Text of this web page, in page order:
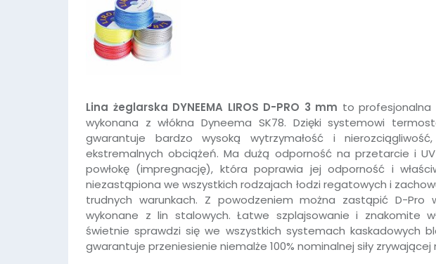
Lina żeglarska DYNEEMA LIROS D-PRO 3 mm to profesjonalna
wykonana z włókna Dyneema SK78. Dzięki systemowi
gwarantuje bardzo wysoką wytrzymałość i
ekstremalnych obciążeń. Ma dużą odporność na przetarcie i
powłokę (impregnację), która poprawia jej odporność i
niezastąpiona we wszystkich rodzajach łodzi regatowych i
trudnych warunkach. Z powodzeniem można zastąpić D-Pro
wykonane z lin stalowych. Łatwe szplajsowanie i znakomite
świetnie sprawdzi się we wszystkich systemach kaskadowych
gwarantuje przeniesienie niemalże 100% nominalnej siły zrywającej